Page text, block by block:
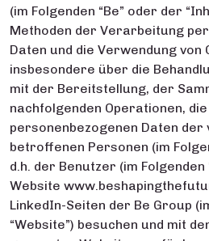
(im Folgenden “Be” oder der
Methoden der Verarbeitung
Daten und die Verwendung von
insbesondere über die
mit der Bereitstellung, der
nachfolgenden Operationen, die
personenbezogenen Daten
betroffenen Personen (im
d.h. der Benutzer (im Folgenden
Website
LinkedIn-Seiten der Be Group
“Website”) besuchen und mit